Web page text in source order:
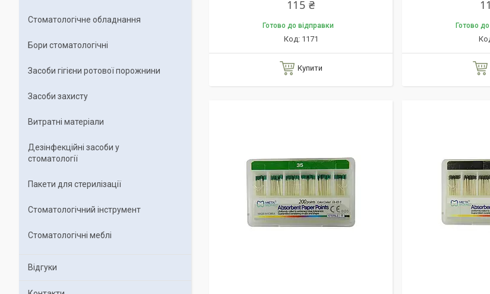
115 ₴
Готово до відправки
1171
Купити
Готово
Стоматологічне обладнання
Бори стоматологічні
Засоби гігієни ротової порожнини
Засоби захисту
Витратні матеріали
Дезінфекційні засоби у
стоматології
Пакети для стерилізації
Стоматологічний інструмент
Стоматологічні меблі
Відгуки